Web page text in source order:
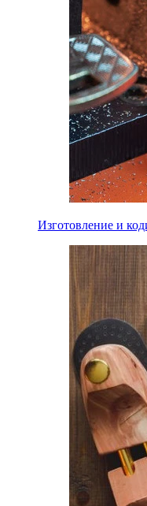
Изготовление и